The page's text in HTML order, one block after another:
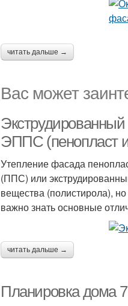
читать дальше →
Вас может
ЭППС (пенопласт
Утепление фасада
(ППС) или
вещества (полистирола),
важно знать основные
читать дальше →
Планировка дома